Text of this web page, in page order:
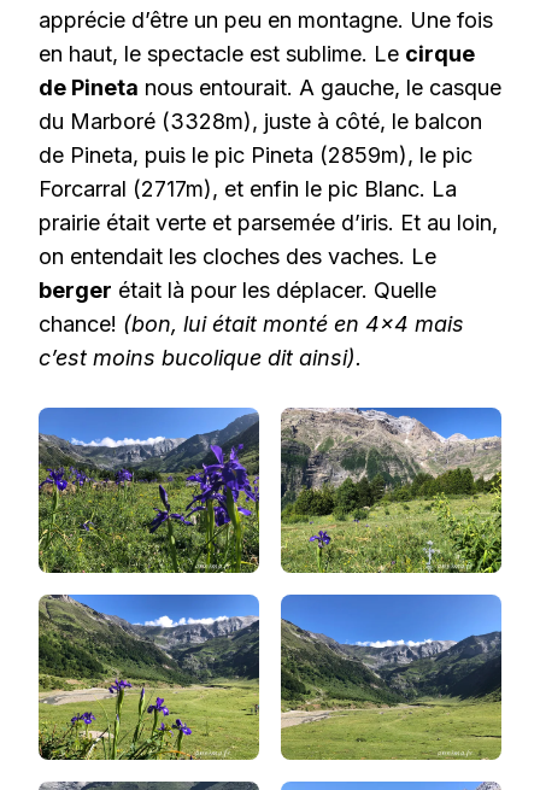
apprécie d’être un peu en montagne. Une fois
en haut, le spectacle est sublime. Le cirque
de Pineta nous entourait. A gauche, le casque
du Marboré (3328m), juste à côté, le balcon
de Pineta, puis le pic Pineta (2859m), le pic
Forcarral (2717m), et enfin le pic Blanc. La
prairie était verte et parsemée d’iris. Et au loin,
on entendait les cloches des vaches. Le
berger était là pour les déplacer. Quelle
chance! (bon, lui était monté en 4×4 mais
c’est moins bucolique dit ainsi).